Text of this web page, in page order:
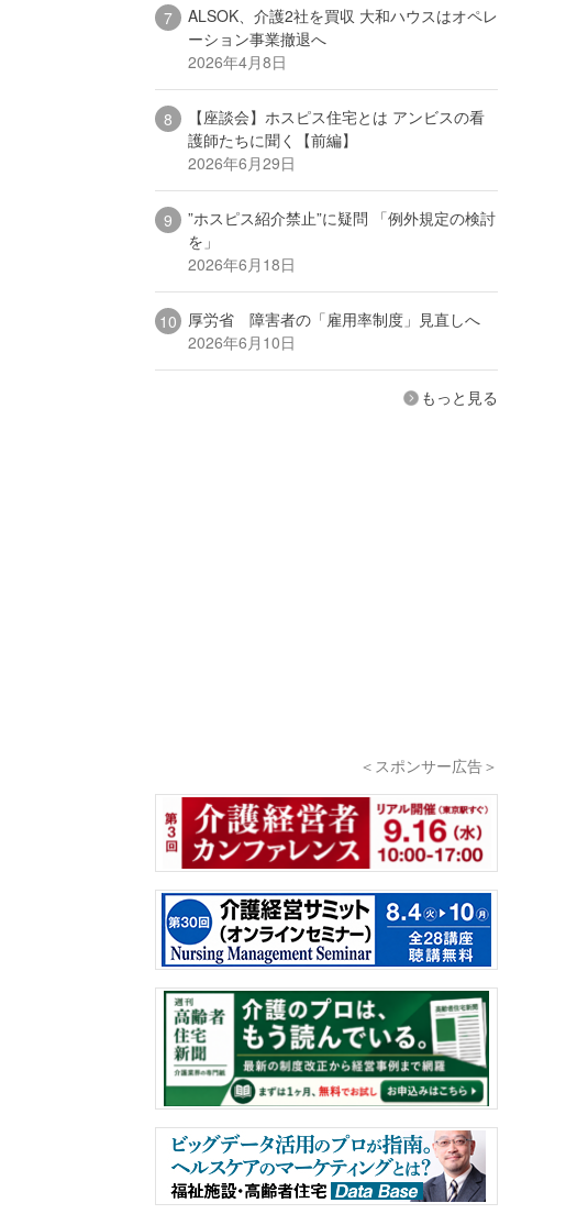
ALSOK、介護2社を買収 大和ハウスはオペレ
ーション事業撤退へ
2026年4月8日
【座談会】ホスピス住宅とは アンビスの看
護師たちに聞く【前編】
2026年6月29日
”ホスピス紹介禁止”に疑問 「例外規定の検討
を」
2026年6月18日
厚労省 障害者の「雇用率制度」見直しへ
2026年6月10日
もっと見る
＜スポンサー広告＞